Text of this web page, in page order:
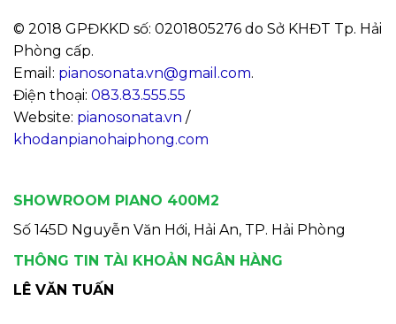
© 2018 GPĐKKD số: 0201805276 do Sở KHĐT Tp. Hải
Phòng cấp.
Email: pianosonata.vn@gmail.com.
Điện thoại: 083.83.555.55
Website: pianosonata.vn /
khodanpianohaiphong.com
SHOWROOM PIANO 400M2
Số 145D Nguyễn Văn Hới, Hải An, TP. Hải Phòng
THÔNG TIN TÀI KHOẢN NGÂN HÀNG
LÊ VĂN TUẤN